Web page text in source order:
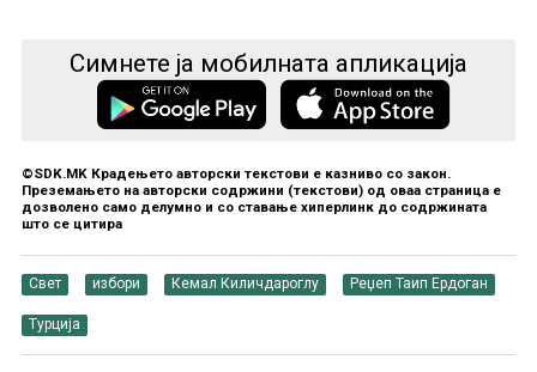
Симнете ја мобилната апликација
©SDK.MK Крадењето авторски текстови е казниво со закон.
Преземањето на авторски содржини (текстови) од оваа страница е
дозволено само делумно и со ставање хиперлинк до содржината
што се цитира
Свет избори Кемал Киличдароглу Реџеп Таип Ердоган
Турција